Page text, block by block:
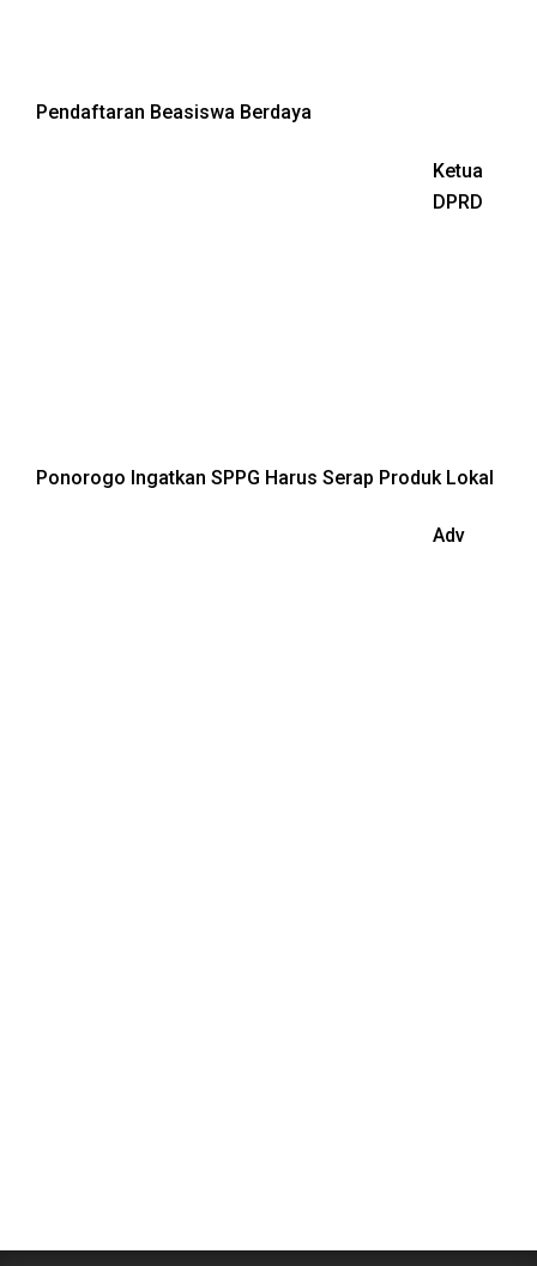
Pendaftaran Beasiswa Berdaya
Ketua
DPRD
Ponorogo Ingatkan SPPG Harus Serap Produk Lokal
Adv